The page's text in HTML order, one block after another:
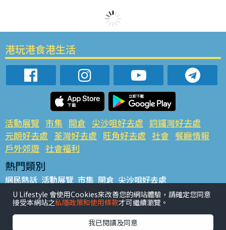
港玩港食港生活
活動展覽 市集 開倉 尖沙咀好去處 銅鑼灣好去處
元朗好去處 荃灣好去處 旺角好去處 社會 餐廳情報
戶外郊遊 社會福利
熱門類別
網民熱話 活動展覽 市集 開倉 尖沙咀好去處
銅鑼灣好去處 元朗好去處 荃灣好去處 旺角好去處 社會
餐廳情報 戶外郊遊
熱門標籤
U Lifestyle 會使用Cookies來改善您的網站體驗，請確定您同意
接受本網站之私隱政策和使用條款才可繼續瀏覽。
我已閱讀及同意